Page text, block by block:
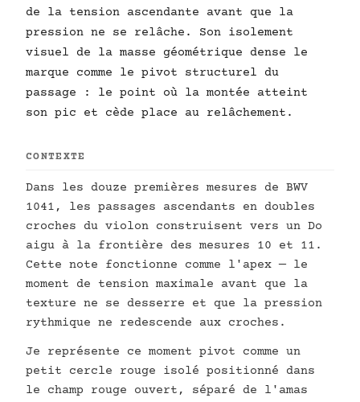
de la tension ascendante avant que la
pression ne se relâche. Son isolement
visuel de la masse géométrique dense le
marque comme le pivot structurel du
passage : le point où la montée atteint
son pic et cède place au relâchement.
CONTEXTE
Dans les douze premières mesures de BWV
1041, les passages ascendants en doubles
croches du violon construisent vers un Do
aigu à la frontière des mesures 10 et 11.
Cette note fonctionne comme l'apex — le
moment de tension maximale avant que la
texture ne se desserre et que la pression
rythmique ne redescende aux croches.
Je représente ce moment pivot comme un
petit cercle rouge isolé positionné dans
le champ rouge ouvert, séparé de l'amas